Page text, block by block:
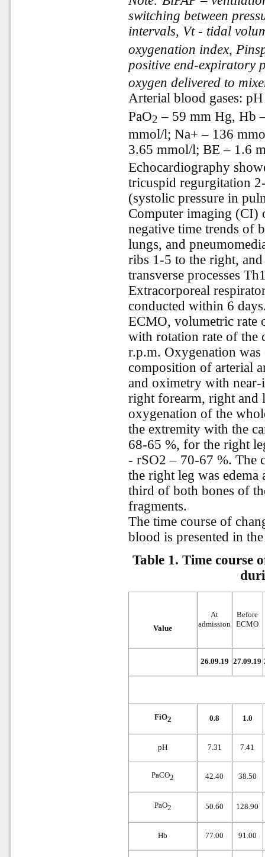
switching between
intervals, Vt - tidal
oxygenation index,
positive end-expiratory
oxygen delivered to
Arterial blood gases:
PaО2 – 59 mm Hg, Hb
mmol/l; Na+– 136
3.65 mmol/l; BE– 1.6
Echocardiography
tricuspid regurgitation
(systolic pressure in
Computer imaging (CI)
negative time trends of
lungs, and
ribs 1-5 to the right,
transverse processes
Extracorporeal
conducted within 6
ECMO, volumetric rate
with rotation rate of the
r.p.m. Oxygenation
composition of arterial
and oximetry with
right forearm, right and
oxygenation of the
the extremity with the
68-65 %, for the right
- rSO2 – 70-67 %. The
the right leg was
third of both bones of
fragments.
The time course of
blood is presented in
Table 1. Time course
Value
At
admission
Before
ECMO
26.09.19 27.09.19
FiO2 0.8 1.0
pH 7.31 7.41
PaCO2 42.40 38.50
PaO2 50.60 128.90
Hb 77.00 91.00